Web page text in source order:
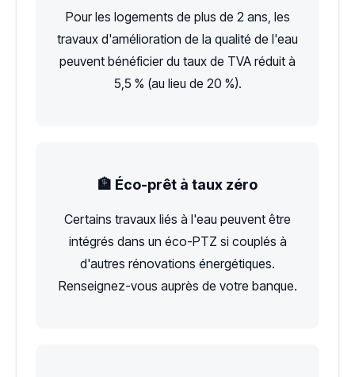
Pour les logements de plus de 2 ans, les
travaux d'amélioration de la qualité de l'eau
peuvent bénéficier du taux de TVA réduit à
5,5 % (au lieu de 20 %).
🏦 Éco-prêt à taux zéro
Certains travaux liés à l'eau peuvent être
intégrés dans un éco-PTZ si couplés à
d'autres rénovations énergétiques.
Renseignez-vous auprès de votre banque.